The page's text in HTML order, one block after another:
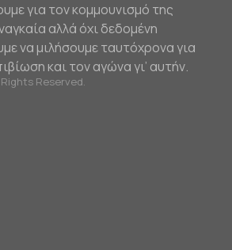
για τον κομμουνισμό της
αλλά όχι δεδομένη
να μιλήσουμε ταυτόχρονα για
και τον αγώνα γι’ αυτήν.
Reserved.